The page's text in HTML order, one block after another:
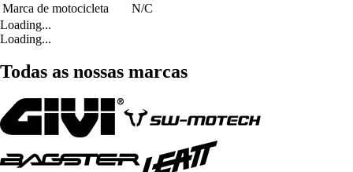
Marca de motocicleta
N/C
Loading...
Loading...
Todas as nossas marcas